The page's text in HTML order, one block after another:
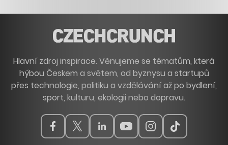
Hlavní zdroj inspirace. Věnujeme se tématům, která
hýbou Českem a světem, od byznysu a startupů
přes technologie, politiku a vzdělávání až po bydlení,
sport, kulturu, ekologii nebo dopravu.